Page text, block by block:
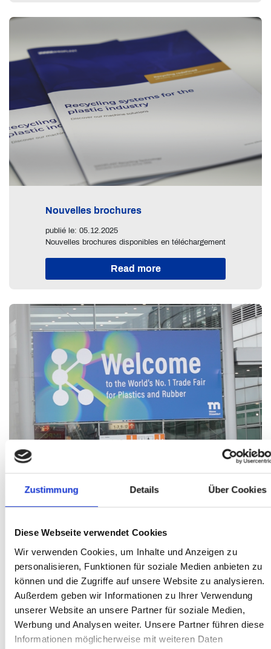
Zustimmung Details Über Cookies
Diese Webseite verwendet Cookies
Wir verwenden Cookies, um Inhalte und Anzeigen zu
personalisieren, Funktionen für soziale Medien anbieten zu
können und die Zugriffe auf unsere Website zu analysieren.
Außerdem geben wir Informationen zu Ihrer Verwendung
unserer Website an unsere Partner für soziale Medien,
Werbung und Analysen weiter. Unsere Partner führen diese
Informationen möglicherweise mit weiteren Daten
Nouvelles brochures
publié le: 05.12.2025
Nouvelles brochures disponibles en téléchargement
Read more
Retour sur le salon K 2025
Des journées passionnantes à Düsseldorf avec de nombreux
Read more